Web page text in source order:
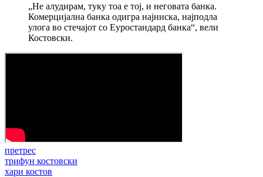
„Не алудирам, туку тоа е тој, и неговата банка.
Комерцијална банка одигра најниска, најподла
улога во стечајот со Еуростандард банка“, вели
Костовски.
претрес
трифун костовски
хари костов